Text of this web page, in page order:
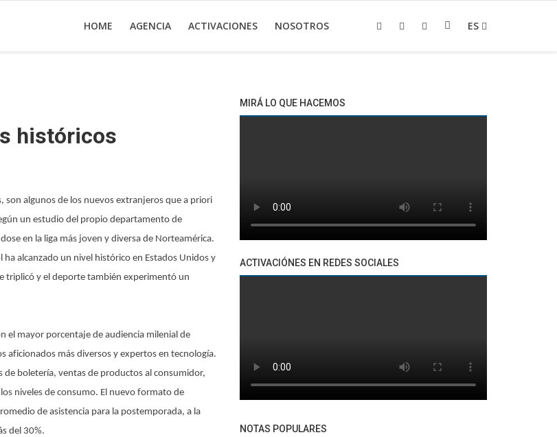
HOME AGENCIA ACTIVACIONES NOSOTROS ES
históricos
son algunos de los nuevos extranjeros que a priori
un estudio del propio departamento de
en la liga más joven y diversa de Norteamérica.
alcanzado un nivel histórico en Estados Unidos y
triplicó y el deporte también experimentó un
el mayor porcentaje de audiencia milenial de
aficionados más diversos y expertos en tecnología.
boletería, ventas de productos al consumidor,
niveles de consumo. El nuevo formato de
de asistencia para la postemporada, a la
del 30%.
MIRÁ LO QUE HACEMOS
ACTIVACIÓNES EN REDES SOCIALES
NOTAS POPULARES